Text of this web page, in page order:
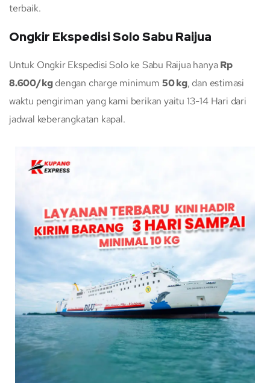
terbaik.
Ongkir Ekspedisi Solo Sabu Raijua
Untuk Ongkir Ekspedisi Solo ke Sabu Raijua hanyaRp
8.600/kgdengan charge minimum 50 kg, dan estimasi
waktu pengiriman yang kami berikan yaitu 13-14 Hari dari
jadwal keberangkatan kapal.